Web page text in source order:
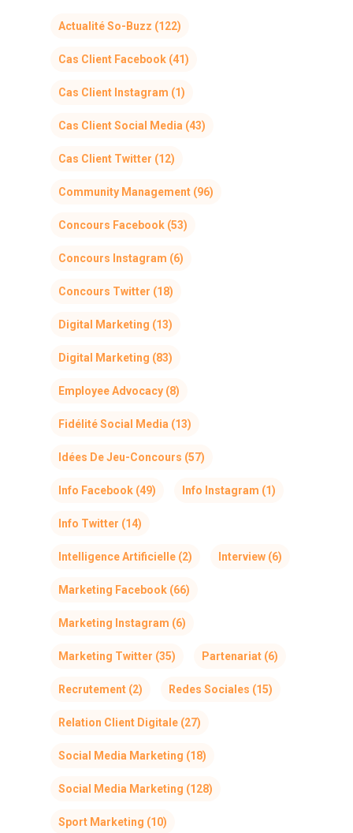
Actualité So-Buzz (122)
Cas Client Facebook (41)
Cas Client Instagram (1)
Cas Client Social Media (43)
Cas Client Twitter (12)
Community Management (96)
Concours Facebook (53)
Concours Instagram (6)
Concours Twitter (18)
Digital Marketing (13)
Digital Marketing (83)
Employee Advocacy (8)
Fidélité Social Media (13)
Idées De Jeu-Concours (57)
Info Facebook (49) Info Instagram (1)
Info Twitter (14)
Intelligence Artificielle (2) Interview (6)
Marketing Facebook (66)
Marketing Instagram (6)
Marketing Twitter (35) Partenariat (6)
Recrutement (2) Redes Sociales (15)
Relation Client Digitale (27)
Social Media Marketing (18)
Social Media Marketing (128)
Sport Marketing (10)